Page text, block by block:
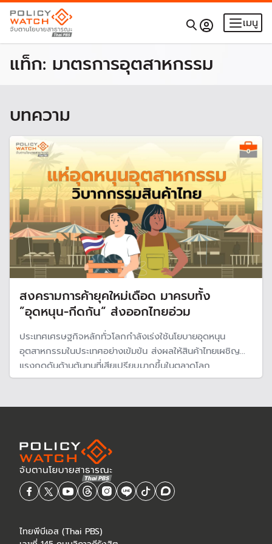
เมนู
แท็ก: มาตรการอุตสาหกรรม
บทความ
สงครามการค้ายุคใหม่เดือด มาครบทั้ง
”อุดหนุน-กีดกัน“ ส่งออกไทยอ่วม
ประเทศเศรษฐกิจหลักทั่วโลกกำลังเร่งใช้นโยบายอุดหนุน
อุตสาหกรรมในประเทศอย่างเข้มข้น ส่งผลให้สินค้าไทยเผชิญ
แรงกดดันด้านต้นทุนที่เสียเปรียบมากขึ้นในตลาดโลก
ไทยพีบีเอส (Thai PBS)